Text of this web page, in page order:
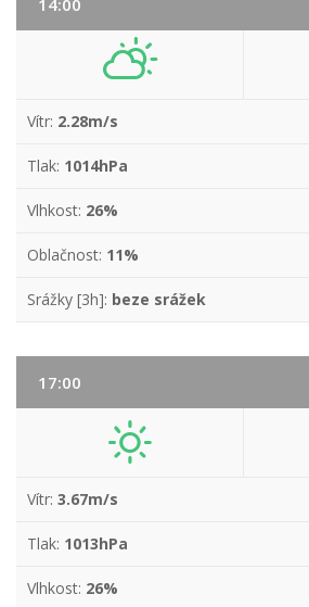
14:00
Vítr: 2.28m/s
Tlak: 1014hPa
Vlhkost: 26%
Oblačnost: 11%
Srážky [3h]: beze srážek
17:00
Vítr: 3.67m/s
Tlak: 1013hPa
Vlhkost: 26%